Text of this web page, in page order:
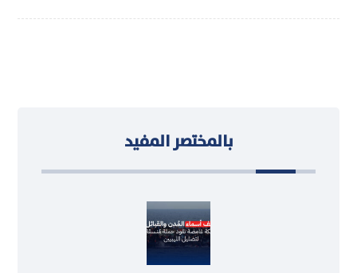
بالمختصر المفيد